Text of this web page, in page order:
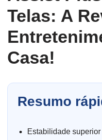
Telas: A
Casa!
Resumo
Estabilidade